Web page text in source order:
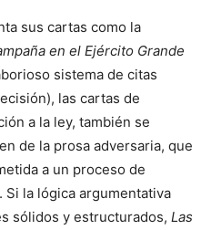
sus cartas como la
en el Ejército Grande
sistema de citas
las cartas de
a la ley, también se
de la prosa adversaria, que
a un proceso de
la lógica argumentativa
sólidos y estructurados, Las